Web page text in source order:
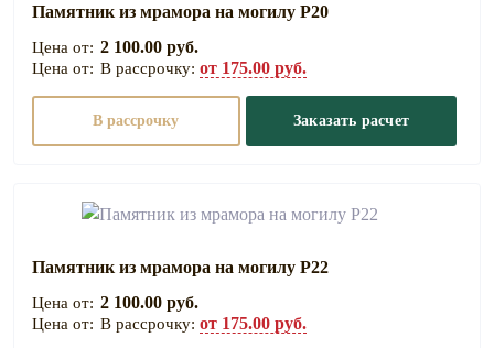
Памятник из мрамора на могилу Р20
2 100.00 руб.
В рассрочку: от 175.00 руб.
В рассрочку Заказать расчет
Памятник из мрамора на могилу Р22
2 100.00 руб.
В рассрочку: от 175.00 руб.